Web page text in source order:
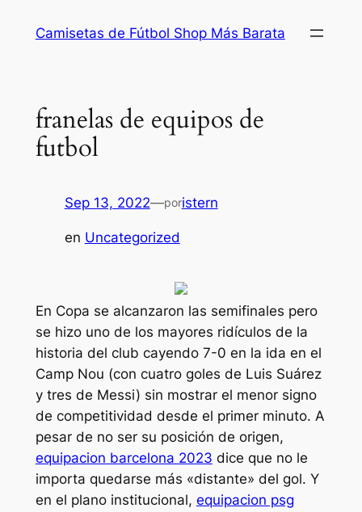
Camisetas de Fútbol Shop Más Barata
franelas de equipos de
futbol
Sep 13, 2022—poristern
en Uncategorized
En Copa se alcanzaron las semifinales pero
se hizo uno de los mayores ridículos de la
historia del club cayendo 7-0 en la ida en el
Camp Nou (con cuatro goles de Luis Suárez
y tres de Messi) sin mostrar el menor signo
de competitividad desde el primer minuto. A
pesar de no ser su posición de origen,
equipacion barcelona 2023 dice que no le
importa quedarse más «distante» del gol. Y
en el plano institucional, equipacion psg